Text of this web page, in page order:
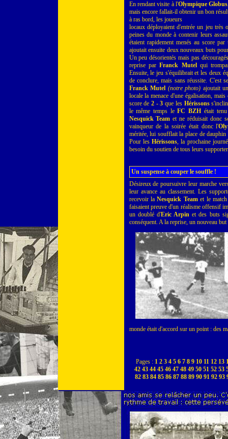
En rendant visite à l'Olympique Globus
mais encore fallait-il obtenir un bon
à ras bord, les joueurs
locaux déployaient d'entrée un jeu très
peines du monde à contenir leurs
étaient rapidement menés au score
ajoutait ensuite deux nouveaux buts
Un peu désorientés mais pas
reprise parFranck Mutelqui
Ensuite, le jeu s'équilibrait et les deux
de conclure, mais sans réussite. C'est
Franck Mutel (notre photo) ajoutait
locale la menace d'une égalisation,
score de 2 - 3 que les Hérissons
le même temps leFC BZH était
Nesquick Team et ne réduisait donc
vainqueur de la soirée était donc l'
méritée, lui soufflait la place de
Pour les Hérissons, la prochaine
besoin du soutien de tous leurs
Un suspense à couper le souffle !
Désireux de poursuivre leur marche
leur avance au classement. Les
recevoir laNesquick Teamet le match
faisaient preuve d'un réalisme offensif
un doublé d'Eric Arpin et des buts
conséquent. A la reprise, un nouveau
monde était d'accord sur un point : des
Pages : 1 2 3 4 5 6 7 8 9 10 11 12 13
42 43 44 45 46 47 48 49 50 51 52 53
82 83 84 85 86 87 88 89 90 91 92 93